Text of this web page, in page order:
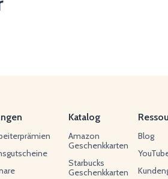
Katalog
Amazon
Geschenkkarten
Starbucks
Geschenkkarten
Blog